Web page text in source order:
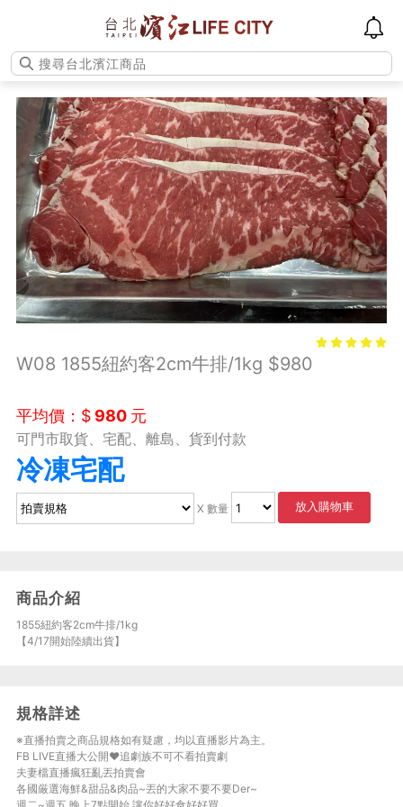
W08 1855紐約客2cm牛排/1kg $980
平均價：$980 元
可門市取貨、宅配、離島、貨到付款
冷凍宅配
X 數量 放入購物車
商品介紹
1855紐約客2cm牛排/1kg
【4/17開始陸續出貨】
規格詳述
※直播拍賣之商品規格如有疑慮，均以直播影片為主。
FB LIVE直播大公開♥追劇族不可不看拍賣劇
夫妻檔直播瘋狂亂丟拍賣會
各國厳選海鮮&甜品&肉品~丟的大家不要不要Der~